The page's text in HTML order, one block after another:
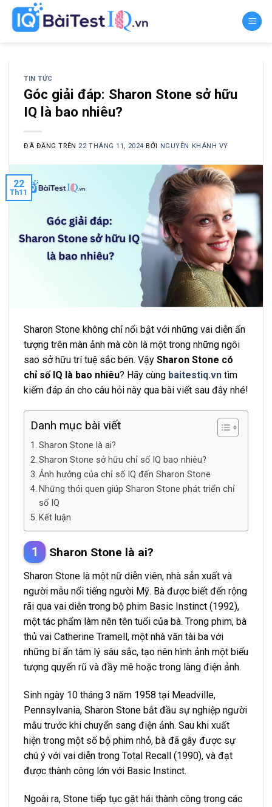
Chuyển
TIN TỨC
Góc giải đáp: Sharon Stone sở hữu
IQ là bao nhiêu?
ĐÃ ĐĂNG TRÊN 22 THÁNG 11, 2024 BỞI NGUYỄN KHÁNH VY
22
Th11
Sharon Stone không chỉ nổi bật với những vai diễn ấn
tượng trên màn ảnh mà còn là một trong những ngôi
sao sở hữu trí tuệ sắc bén. Vậy Sharon Stone có
chỉ số IQ là bao nhiêu? Hãy cùng baitestiq.vn tìm
kiếm đáp án cho câu hỏi này qua bài viết sau đây nhé!
Danh mục bài viết
Sharon Stone là ai?
Sharon Stone sở hữu chỉ số IQ bao nhiêu?
Ảnh hưởng của chỉ số IQ đến Sharon Stone
Những thói quen giúp Sharon Stone phát triển chỉ
số IQ
Kết luận
Sharon Stone là ai?
Sharon Stone là một nữ diễn viên, nhà sản xuất và
người mẫu nổi tiếng người Mỹ. Bà được biết đến rộng
rãi qua vai diễn trong bộ phim Basic Instinct (1992),
một tác phẩm làm nên tên tuổi của bà. Trong phim, bà
thủ vai Catherine Tramell, một nhà văn tài ba với
những bí ẩn tâm lý sâu sắc, tạo nên hình ảnh một biểu
tượng quyến rũ và đầy mê hoặc trong làng điện ảnh.
Sinh ngày 10 tháng 3 năm 1958 tại Meadville,
Pennsylvania, Sharon Stone bắt đầu sự nghiệp người
mẫu trước khi chuyển sang điện ảnh. Sau khi xuất
hiện trong một số bộ phim nhỏ, bà đã gây được sự
chú ý với vai diễn trong Total Recall (1990), và đạt
được thành công lớn với Basic Instinct.
Ngoài ra, Stone tiếp tục gặt hái thành công trong các